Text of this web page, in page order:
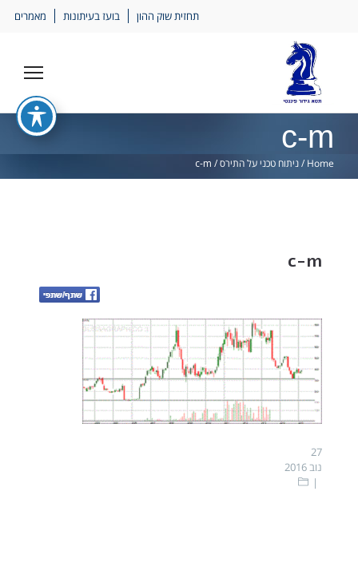
תחזית שוק ההון בועז בעיתונות מאמרים
c-m
Home
/ניתוח טכני על התירס/
c-m
c-m
27
נוב 2016